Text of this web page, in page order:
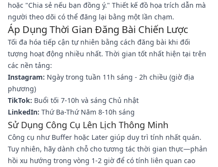
hoặc "Chia sẻ nếu bạn đồng ý." Thiết kế đồ họa trích dẫn mà
người theo dõi có thể đăng lại bằng một lần chạm.
Áp Dụng Thời Gian Đăng Bài Chiến Lược
Tối đa hóa tiếp cận tự nhiên bằng cách đăng bài khi đối
tượng hoạt động nhiều nhất. Thời gian tốt nhất hiện tại trên
các nền tảng:
Instagram: Ngày trong tuần 11h sáng - 2h chiều (giờ địa
phương)
TikTok: Buổi tối 7-10h và sáng Chủ nhật
LinkedIn: Thứ Ba-Thứ Năm 8-10h sáng
Sử Dụng Công Cụ Lên Lịch Thông Minh
Công cụ như Buffer hoặc Later giúp duy trì tính nhất quán.
Tuy nhiên, hãy dành chỗ cho tương tác thời gian thực—phản
hồi xu hướng trong vòng 1-2 giờ để có tính liên quan cao